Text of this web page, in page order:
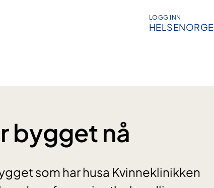
LOGG INN
HELSENORGE
bygget nå
som har husa Kvinneklinikken